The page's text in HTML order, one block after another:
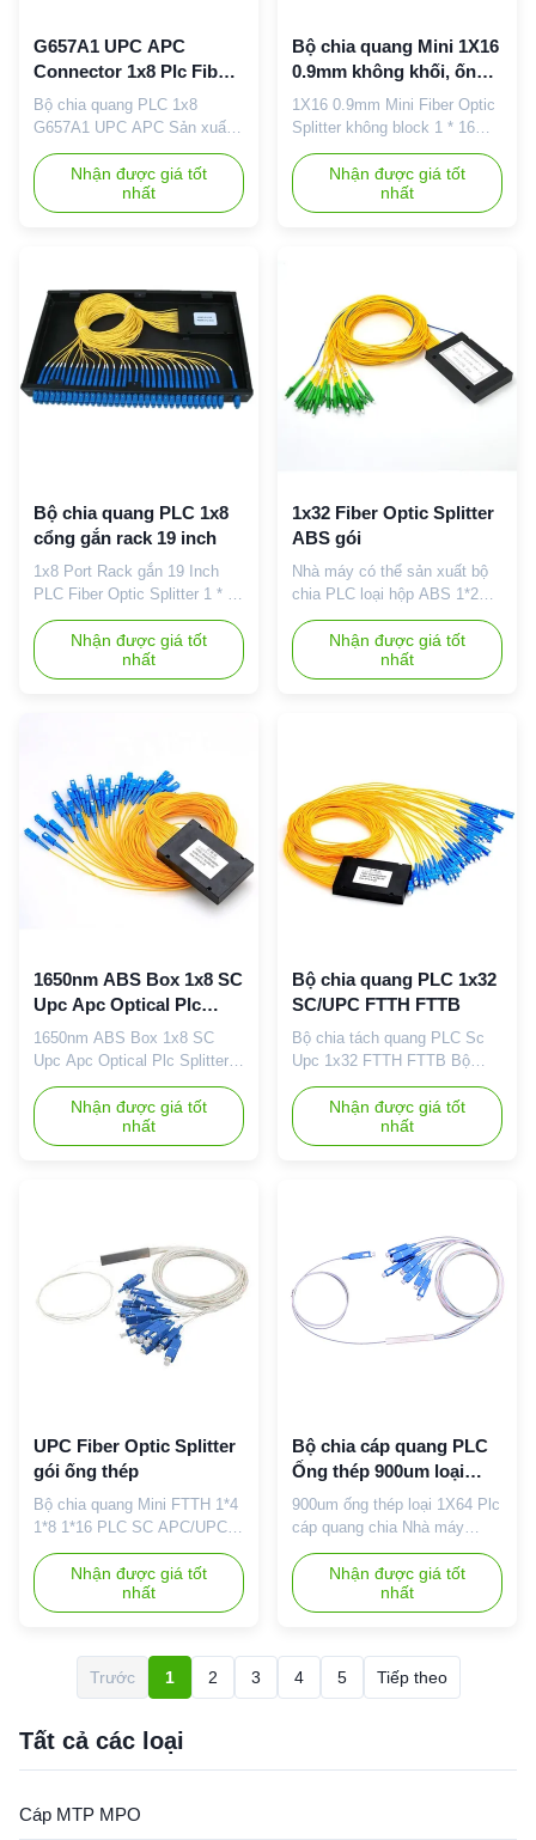
G657A1 UPC APC
Connector 1x8 Plc Fiber
Optic Splitter
Bộ chia quang PLC 1x8
G657A1 UPC APC Sản xuất
ống thép bộ chia PLC 1x8, bộ
chia quang 8 cổng với đầu nối
UPC APC Mô tả: Bộ chia PLC
(Mạch sóng ánh sáng phẳng)
tinh silica và các đuôi sợi
quang được căn chỉnh, tích
hợp bên trong một gói thu
nhỏ...
Nhận được giá tốt
nhất
Bộ chia quang Mini 1X16
0.9mm không khối, ống
thép
1X16 0.9mm Mini Fiber Optic
Splitter không block 1 * 16
0.9mm Mini không khối ống
thép không gỉ PLC Fiber Optic
Splitter Mô tả: Máy chia mạch
sóng ánh sáng phẳng (PLC
nghệ dẫn sóng quang học
silica.Nó có dải bước sóng ...
Nhận được giá tốt
nhất
Bộ chia quang PLC 1x8
cổng gắn rack 19 inch
1x8 Port Rack gắn 19 Inch
PLC Fiber Optic Splitter 1 * 8
1 * 16 1 * 32 Cổng giá đỡ gắn
kết hộp đầu cuối sợi quang 19
inch PLC Splitter Box Mô tả:
Hộp được làm bằng thép cán
Nó được sử dụng để kết thúc
cáp quang, tiêu ...
Nhận được giá tốt
nhất
1x32 Fiber Optic Splitter
ABS gói
Nhà máy có thể sản xuất bộ
chia PLC loại hộp ABS 1*2
1*4 1*8 1*16 1*32 có đầu nối
và không có đầu nối Mô tả:
CY COM cung cấp nhiều loại
mô-đun và sản phẩm bộ chia
chắc chắn từ 2mm trở lên
đến 3mm...
Nhận được giá tốt
nhất
1650nm ABS Box 1x8 SC
Upc Apc Optical Plc
Splitter
1650nm ABS Box 1x8 SC
Upc Apc Optical Plc Splitter
FTTH FTTB 1x8 SC upc Apc
Fiber Optic PLC Splitter với
ABS Box 1260-1650nm Mô
tả: PLC Splitter (Planar Light-
tạo bằng công nghệ dẫn sóng
quang học silica.PLC Splitter
c...
Nhận được giá tốt
nhất
Bộ chia quang PLC 1x32
SC/UPC FTTH FTTB
Bộ chia tách quang PLC Sc
Upc 1x32 FTTH FTTB Bộ
chia quang 1X8 PLC sc upc
giá bộ chia quang học 1x8
1x16 sc apc plc hộp chia
quang thụ động Mô tả: CY
dụng cụ thể: 1,a. Các phiên
bản bộ chia 1x2, 1x4, 1x8,
1x16, 1x32, 1x64, ...
Nhận được giá tốt
nhất
UPC Fiber Optic Splitter
gói ống thép
Bộ chia quang Mini FTTH 1*4
1*8 1*16 PLC SC APC/UPC
Single mode Mô tả: Bộ chia
PLC có nghĩa là bộ chia mạch
ánh sáng phẳng, dựa trên
công nghệ sóng ánh sáng
trong FTTX, EPOM, BPON,
GPON. Chúng tôi đã tung ra
hiệu suất nhất quán, tổn thất
chèn ...
Nhận được giá tốt
nhất
Bộ chia cáp quang PLC
Ống thép 900um loại
1X64
900um ống thép loại 1X64 Plc
cáp quang chia Nhà máy
OEM 1x2 1x4 1x8 1x16 1X32
1X64 splitter plc 900um ống
thép loại ống quang sợi fbt
copuler splitter Mô tả: PLC
dẫn sóng phẳng. Nó cung cấp
một giải pháp phân phối điện
Nhận được giá tốt
nhất
Trước 1 2 3 4 5 Tiếp theo
Tất cả các loại
Cáp MTP MPO